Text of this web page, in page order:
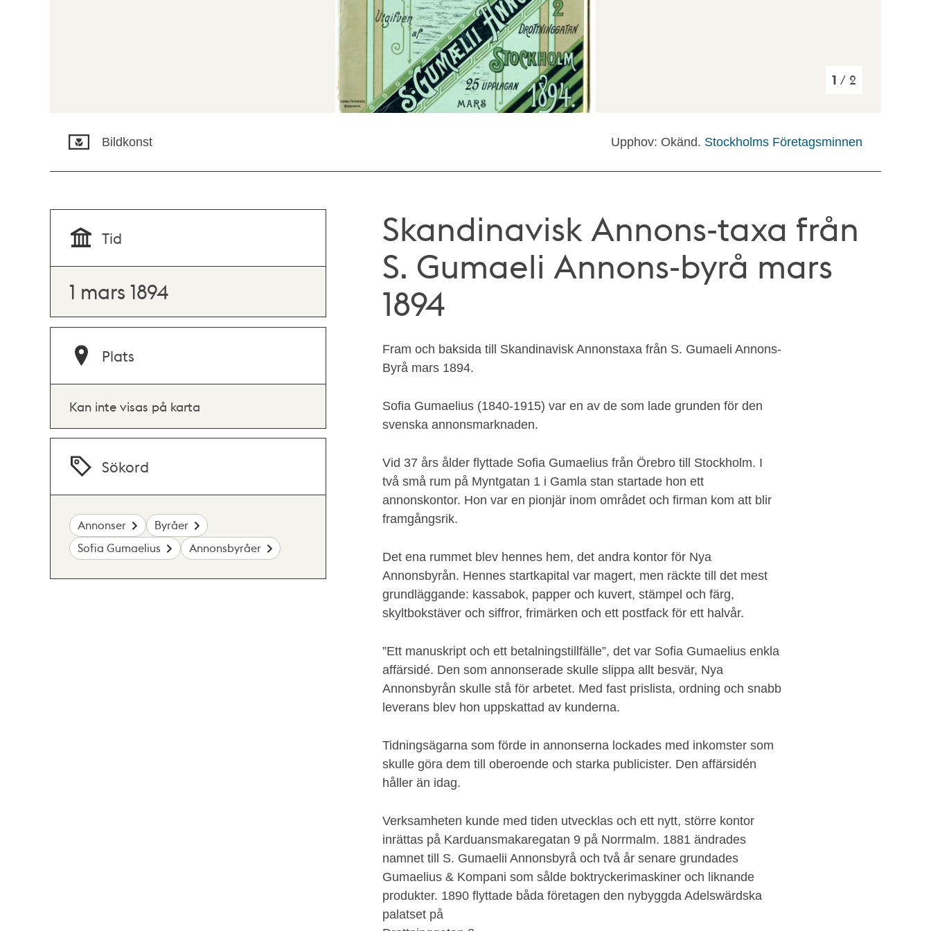
1 / 2
Bildkonst Upphov: Okänd. Stockholms Företagsminnen
Skandinavisk Annons-taxa från
S. Gumaeli Annons-byrå mars
1894
Fram och baksida till Skandinavisk Annonstaxa från S. Gumaeli Annons-
Byrå mars 1894.
Sofia Gumaelius (1840-1915) var en av de som lade grunden för den
svenska annonsmarknaden.
Vid 37 års ålder flyttade Sofia Gumaelius från Örebro till Stockholm. I
två små rum på Myntgatan 1 i Gamla stan startade hon ett
annonskontor. Hon var en pionjär inom området och firman kom att blir
framgångsrik.
Det ena rummet blev hennes hem, det andra kontor för Nya
Annonsbyrån. Hennes startkapital var magert, men räckte till det mest
grundläggande: kassabok, papper och kuvert, stämpel och färg,
skyltbokstäver och siffror, frimärken och ett postfack för ett halvår.
”Ett manuskript och ett betalningstillfälle”, det var Sofia Gumaelius enkla
affärsidé. Den som annonserade skulle slippa allt besvär, Nya
Annonsbyrån skulle stå för arbetet. Med fast prislista, ordning och snabb
leverans blev hon uppskattad av kunderna.
Tidningsägarna som förde in annonserna lockades med inkomster som
skulle göra dem till oberoende och starka publicister. Den affärsidén
håller än idag.
Verksamheten kunde med tiden utvecklas och ett nytt, större kontor
inrättas på Karduansmakaregatan 9 på Norrmalm. 1881 ändrades
namnet till S. Gumaelii Annonsbyrå och två år senare grundades
Gumaelius & Kompani som sålde boktryckerimaskiner och liknande
produkter. 1890 flyttade båda företagen den nybyggda Adelswärdska
palatset på
Tid
1 mars 1894
Plats
Kan inte visas på karta
Sökord
Annonser
Byråer
Sofia Gumaelius
Annonsbyråer